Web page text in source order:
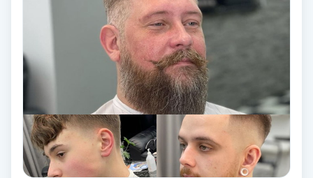
Osteopati
Paraffinbehandling
Pedikyr